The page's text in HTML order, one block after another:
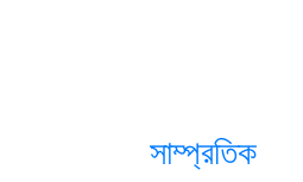
সাম্প্রতিক